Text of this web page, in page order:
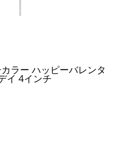
ラー ハッピーバレンタ
イ 4インチ